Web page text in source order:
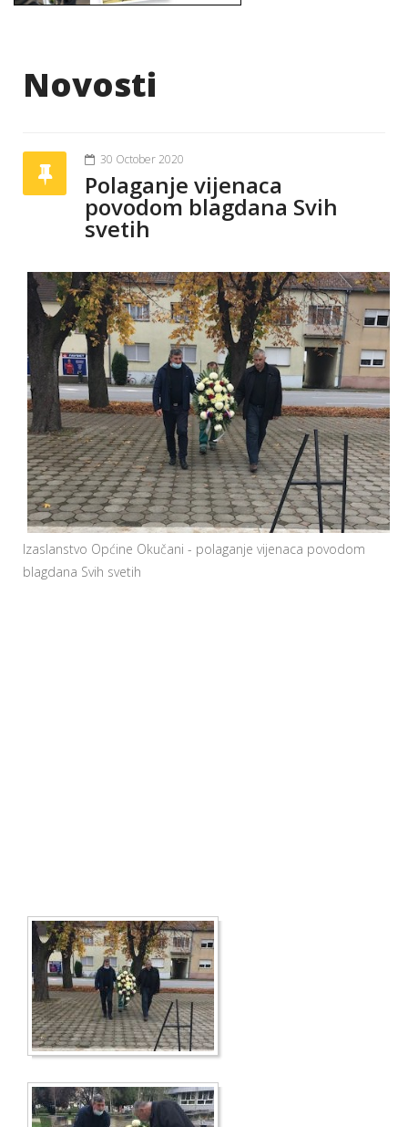
Novosti
30 October 2020
Polaganje vijenaca
povodom blagdana Svih
svetih
Izaslanstvo Općine Okučani - polaganje vijenaca povodom
blagdana Svih svetih